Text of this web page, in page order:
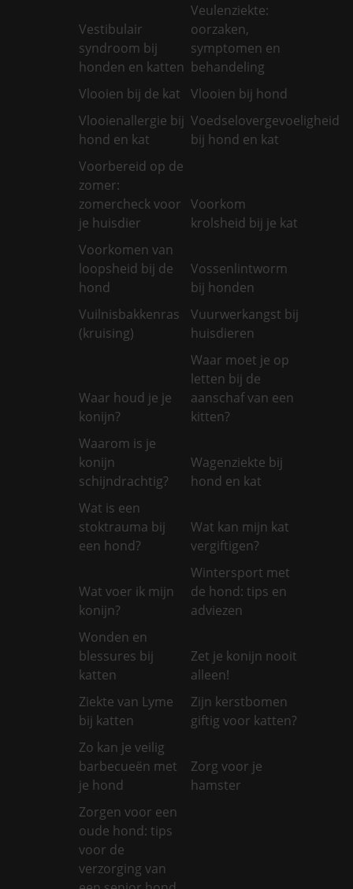
Vestibulair
syndroom bij
honden en katten
Veulenziekte:
oorzaken,
symptomen en
behandeling
Vlooien bij de kat
Vlooien bij hond
Vlooienallergie bij
hond en kat
Voedselovergevoeligheid
bij hond en kat
Voorbereid op de
zomer:
zomercheck voor
je huisdier
Voorkom
krolsheid bij je kat
Voorkomen van
loopsheid bij de
hond
Vossenlintworm
bij honden
Vuilnisbakkenras
(kruising)
Vuurwerkangst bij
huisdieren
Waar houd je je
konijn?
Waar moet je op
letten bij de
aanschaf van een
kitten?
Waarom is je
konijn
schijndrachtig?
Wagenziekte bij
hond en kat
Wat is een
stoktrauma bij
een hond?
Wat kan mijn kat
vergiftigen?
Wat voer ik mijn
konijn?
Wintersport met
de hond: tips en
adviezen
Wonden en
blessures bij
katten
Zet je konijn nooit
alleen!
Ziekte van Lyme
bij katten
Zijn kerstbomen
giftig voor katten?
Zo kan je veilig
barbecueën met
je hond
Zorg voor je
hamster
Zorgen voor een
oude hond: tips
voor de
verzorging van